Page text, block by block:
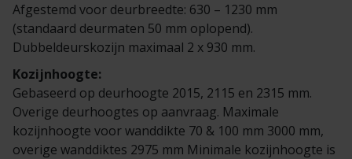
Veelgestelde vragen
Brochures
Technische documentatie
Veelgestelde vragen
Afgestemd voor deurbreedte: 630 – 1230 mm
(standaard deurmaten 50 mm oplopend).
Dubbeldeurskozijn maximaal 2 x 930 mm.
Kozijnhoogte:
Gebaseerd op deurhoogte 2015, 2115 en 2315 mm.
Overige deurhoogtes op aanvraag. Maximale
kozijnhoogte voor wanddikte 70 & 100 mm 3000 mm,
overige wanddiktes 2975 mm Minimale kozijnhoogte is